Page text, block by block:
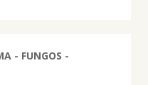
- FUNGOS -